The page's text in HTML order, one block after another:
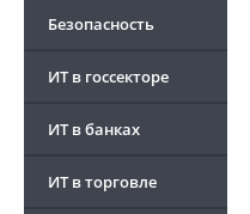
Безопасность
ИТ в госсекторе
ИТ в банках
ИТ в торговле